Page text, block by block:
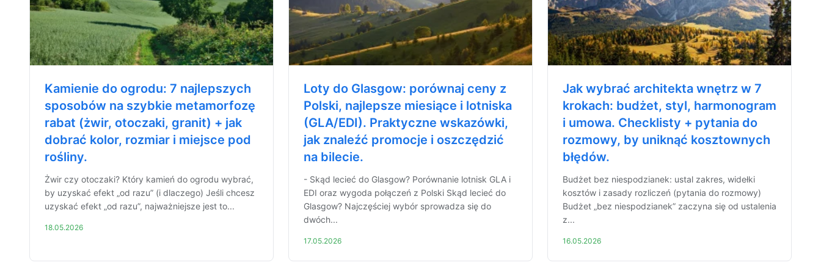
Kamienie do ogrodu: 7 najlepszych
sposobów na szybkie metamorfozę
rabat (żwir, otoczaki, granit) + jak
dobrać kolor, rozmiar i miejsce pod
rośliny.
Żwir czy otoczaki? Który kamień do ogrodu wybrać,
by uzyskać efekt „od razu” (i dlaczego) Jeśli chcesz
uzyskać efekt „od razu”, najważniejsze jest to...
18.05.2026
Loty do Glasgow: porównaj ceny z
Polski, najlepsze miesiące i lotniska
(GLA/EDI). Praktyczne wskazówki,
jak znaleźć promocje i oszczędzić
na bilecie.
- Skąd lecieć do Glasgow? Porównanie lotnisk GLA i
EDI oraz wygoda połączeń z Polski Skąd lecieć do
Glasgow? Najczęściej wybór sprowadza się do
dwóch...
17.05.2026
Jak wybrać architekta wnętrz w 7
krokach: budżet, styl, harmonogram
i umowa. Checklisty + pytania do
rozmowy, by uniknąć kosztownych
błędów.
Budżet bez niespodzianek: ustal zakres, widełki
kosztów i zasady rozliczeń (pytania do rozmowy)
Budżet „bez niespodzianek” zaczyna się od ustalenia
z...
16.05.2026